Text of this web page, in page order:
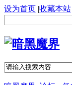
设为首页 |收藏本站